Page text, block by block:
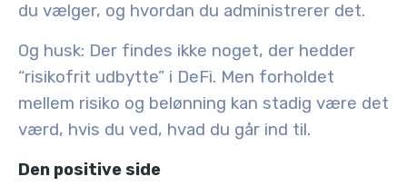
du vælger, og hvordan du administrerer det.
Og husk: Der findes ikke noget, der hedder
“risikofrit udbytte” i DeFi. Men forholdet
mellem risiko og belønning kan stadig være det
værd, hvis du ved, hvad du går ind til.
Den positive side